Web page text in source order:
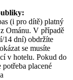
(i pro dítě) platný
Ománu. V případě
14 dní) obdržíte
se musíte
v hotelu. Pokud do
placené